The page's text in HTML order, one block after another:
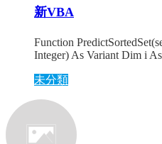
新VBA
Function
Integer) As Variant Dim i
未分類